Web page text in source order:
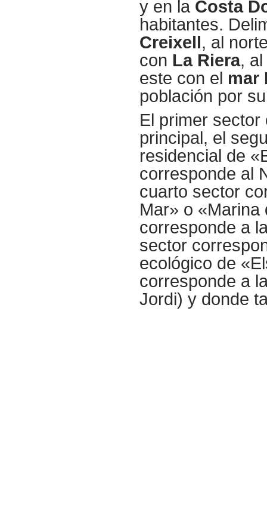
y en la Costa
habitantes.
Creixell, al
con La Riera,
este con el mar
población por
El primer
principal, el
residencial de
corresponde al
cuarto sector
Mar» o
corresponde a
sector
ecológico de
corresponde a
Jordi) y donde